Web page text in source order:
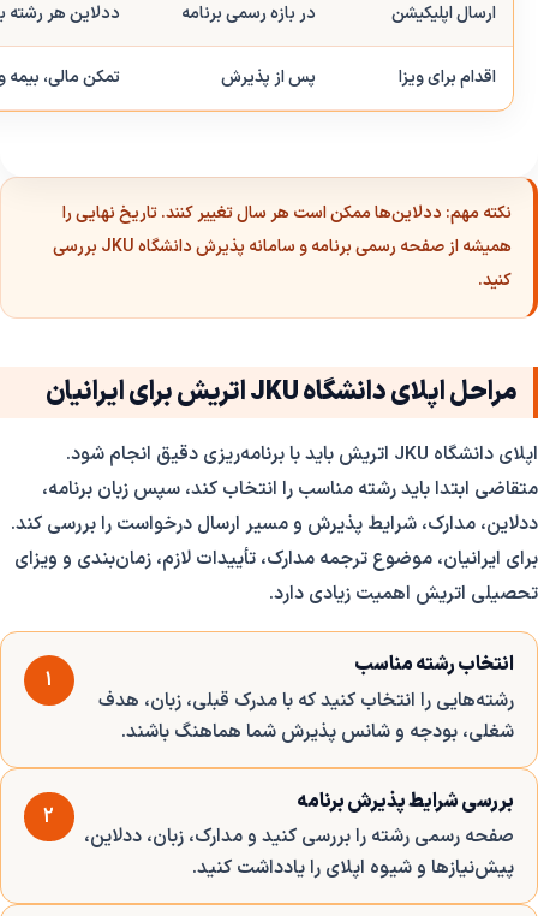
ارسال اپلیکیشن در بازه رسمی برنامه ددلاین هر رشته
اقدام برای ویزا پس از پذیرش تمکن مالی،
نکته مهم: ددلاین‌ها ممکن است هر سال تغییر کنند. تاریخ نهایی را
همیشه از صفحه رسمی برنامه و سامانه پذیرش دانشگاه JKU بررسی
کنید.
مراحل اپلای دانشگاه JKU اتریش برای ایرانیان
اپلای دانشگاه JKU اتریش باید با برنامه‌ریزی دقیق انجام شود.
متقاضی ابتدا باید رشته مناسب را انتخاب کند، سپس زبان برنامه،
ددلاین، مدارک، شرایط پذیرش و مسیر ارسال درخواست را بررسی کند.
برای ایرانیان، موضوع ترجمه مدارک، تأییدات لازم، زمان‌بندی و ویزای
تحصیلی اتریش اهمیت زیادی دارد.
1
انتخاب رشته مناسب
رشته‌هایی را انتخاب کنید که با مدرک قبلی، زبان، هدف
شغلی، بودجه و شانس پذیرش شما هماهنگ باشند.
2
بررسی شرایط پذیرش برنامه
صفحه رسمی رشته را بررسی کنید و مدارک، زبان، ددلاین،
پیش‌نیازها و شیوه اپلای را یادداشت کنید.